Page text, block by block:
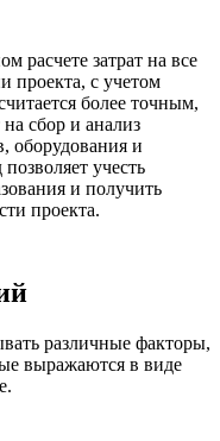
расчете затрат на все
проекта, с учетом
более точным,
на сбор и анализ
оборудования и
учесть
и получить
проекта.
различные факторы,
выражаются в виде